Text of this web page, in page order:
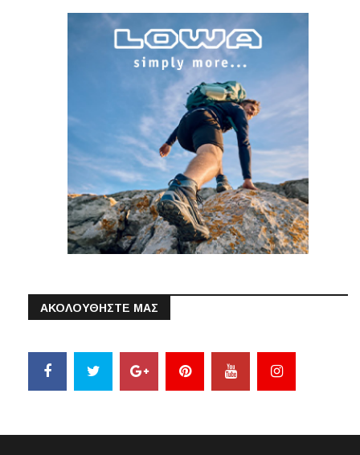
ΑΚΟΛΟΥΘΗΣΤΕ ΜΑΣ